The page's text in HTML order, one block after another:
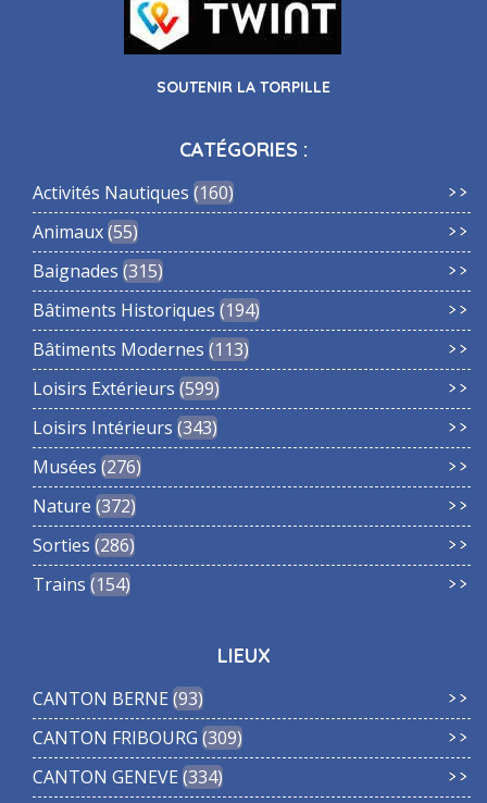
SOUTENIR LA TORPILLE
CATÉGORIES :
Activités Nautiques 160
Animaux 55
Baignades 315
Bâtiments Historiques 194
Bâtiments Modernes 113
Loisirs Extérieurs 599
Loisirs Intérieurs 343
Musées 276
Nature 372
Sorties 286
Trains 154
LIEUX
CANTON BERNE 93
CANTON FRIBOURG 309
CANTON GENEVE 334